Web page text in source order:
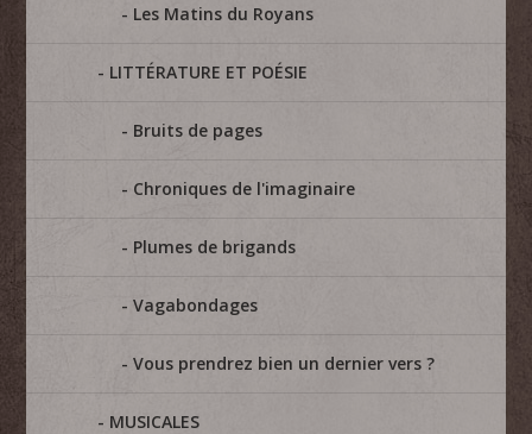
Les Matins du Royans
LITTÉRATURE ET POÉSIE
Bruits de pages
Chroniques de l'imaginaire
Plumes de brigands
Vagabondages
Vous prendrez bien un dernier vers ?
MUSICALES